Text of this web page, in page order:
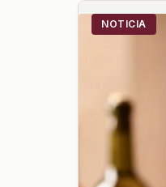
NOTICIA